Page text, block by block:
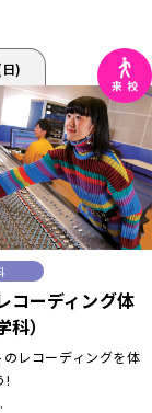
)
コーディング体
）
のレコーディングを体
!